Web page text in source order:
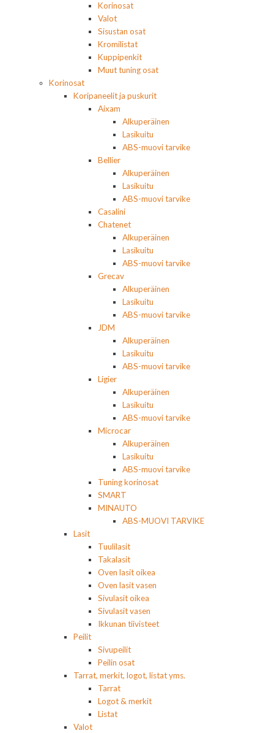
Korinosat
Valot
Sisustan osat
Kromilistat
Kuppipenkit
Muut tuning osat
Korinosat
Koripaneelit ja puskurit
Aixam
Alkuperäinen
Lasikuitu
ABS-muovi tarvike
Bellier
Alkuperäinen
Lasikuitu
ABS-muovi tarvike
Casalini
Chatenet
Alkuperäinen
Lasikuitu
ABS-muovi tarvike
Grecav
Alkuperäinen
Lasikuitu
ABS-muovi tarvike
JDM
Alkuperäinen
Lasikuitu
ABS-muovi tarvike
Ligier
Alkuperäinen
Lasikuitu
ABS-muovi tarvike
Microcar
Alkuperäinen
Lasikuitu
ABS-muovi tarvike
Tuning korinosat
SMART
MINAUTO
ABS-MUOVI TARVIKE
Lasit
Tuulilasit
Takalasit
Oven lasit oikea
Oven lasit vasen
Sivulasit oikea
Sivulasit vasen
Ikkunan tiivisteet
Peilit
Sivupeilit
Peilin osat
Tarrat, merkit, logot, listat yms.
Tarrat
Logot & merkit
Listat
Valot